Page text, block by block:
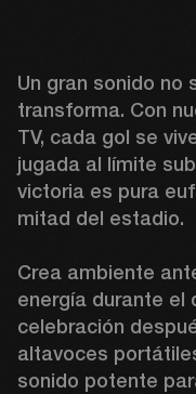
Un gran sonido no
transforma. Con
TV, cada gol se
jugada al límite
victoria es pura
mitad del estadio.
Crea ambiente
energía durante el
celebración
altavoces
sonido potente